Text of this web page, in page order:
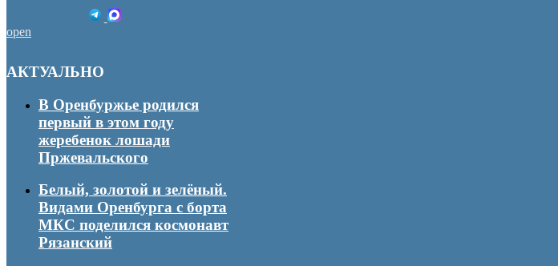
open
АКТУАЛЬНО
В Оренбуржье родился
первый в этом году
жеребенок лошади
Пржевальского
Белый, золотой и зелёный.
Видами Оренбурга с борта
МКС поделился космонавт
Рязанский